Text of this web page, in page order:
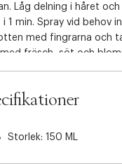
Låg delning i håret
i 1 min. Spray vid behov
med fingrarna och
fräsch, söt och
Storlek: 150 ML